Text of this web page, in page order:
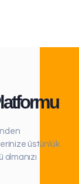
üstünlük